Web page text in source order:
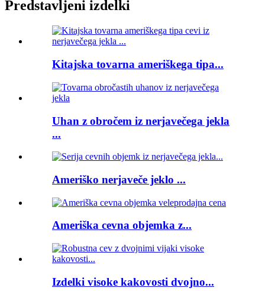
Predstavljeni izdelki
Kitajska tovarna ameriškega tipa...
Uhan z obročem iz nerjavečega jekla
...
Ameriško nerjaveče jeklo ...
Ameriška cevna objemka z...
Izdelki visoke kakovosti dvojno...